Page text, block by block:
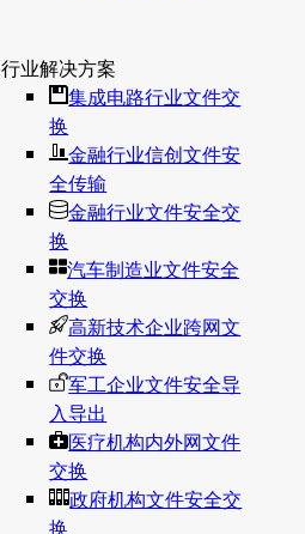
行业解决方案
集成电路行业文件交
换
金融行业信创文件安
全传输
金融行业文件安全交
换
汽车制造业文件安全
交换
高新技术企业跨网文
件交换
军工企业文件安全导
入导出
医疗机构内外网文件
交换
政府机构文件安全交
换